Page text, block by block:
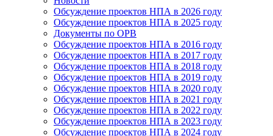
Обсуждение проектов НПА в 2026 году
Обсуждение проектов НПА в 2025 году
Документы по ОРВ
Обсуждение проектов НПА в 2016 году
Обсуждение проектов НПА в 2017 году
Обсуждение проектов НПА в 2018 году
Обсуждение проектов НПА в 2019 году
Обсуждение проектов НПА в 2020 году
Обсуждение проектов НПА в 2021 году
Обсуждение проектов НПА в 2022 году
Обсуждение проектов НПА в 2023 году
Обсуждение проектов НПА в 2024 году